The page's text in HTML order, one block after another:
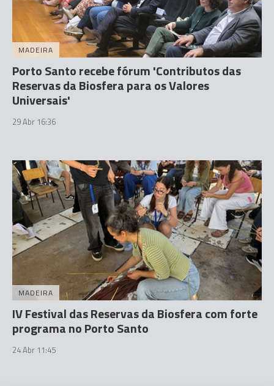
MADEIRA
Porto Santo recebe fórum 'Contributos das
Reservas da Biosfera para os Valores
Universais'
29 Abr 16:36
MADEIRA
IV Festival das Reservas da Biosfera com forte
programa no Porto Santo
24 Abr 11:45